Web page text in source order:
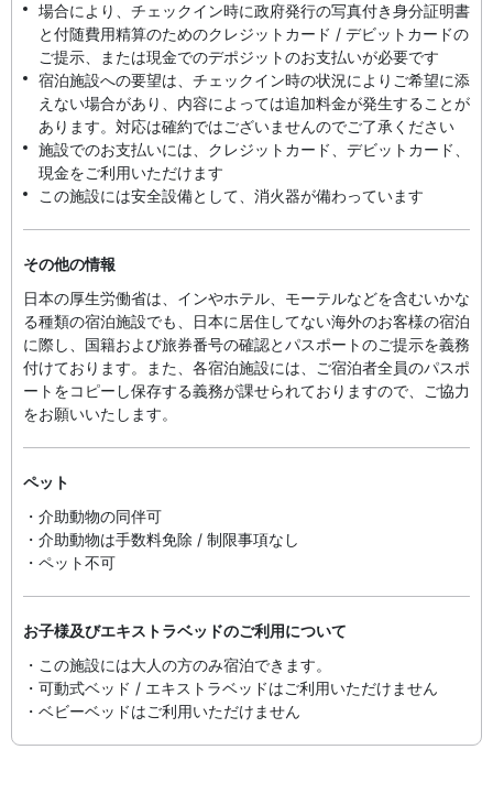
場合により、チェックイン時に政府発行の写真付き身分証明書
と付随費用精算のためのクレジットカード / デビットカードの
ご提示、または現金でのデポジットのお支払いが必要です
宿泊施設への要望は、チェックイン時の状況によりご希望に添
えない場合があり、内容によっては追加料金が発生することが
あります。対応は確約ではございませんのでご了承ください
施設でのお支払いには、クレジットカード、デビットカード、
現金をご利用いただけます
この施設には安全設備として、消火器が備わっています
その他の情報
日本の厚生労働省は、インやホテル、モーテルなどを含むいかな
る種類の宿泊施設でも、日本に​居住してない海外のお客様の宿泊
に際し、国籍および旅券番号の確認とパスポートのご提示を義務
付け​ております。また、各宿泊施設には、ご宿泊者全員のパスポ
ートをコピーし保存する義務が課せられておりますの​で、ご協力
をお願いいたします。
ペット
・介助動物の同伴可
・介助動物は手数料免除 / 制限事項なし
・ペット不可
お子様及びエキストラベッドのご利用について
・この施設には大人の方のみ宿泊できます。
・可動式ベッド / エキストラベッドはご利用いただけません
・ベビーベッドはご利用いただけません